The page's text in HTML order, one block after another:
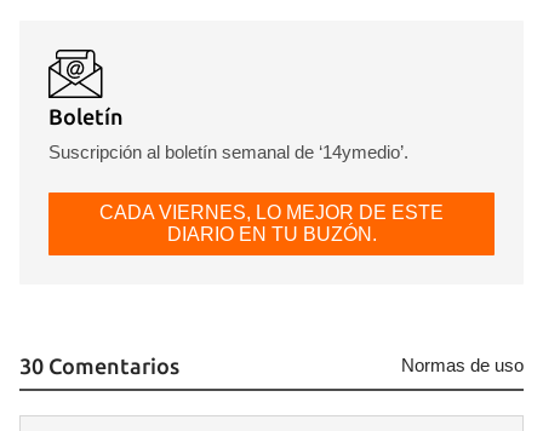
Boletín
Suscripción al boletín semanal de ‘14ymedio’.
CADA VIERNES, LO MEJOR DE ESTE
DIARIO EN TU BUZÓN.
30 Comentarios Normas de uso